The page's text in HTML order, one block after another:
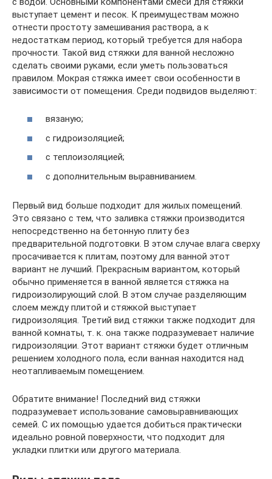
выступает цемент и песок. К преимуществам можно
отнести простоту замешивания раствора, а к
недостаткам период, который требуется для набора
прочности. Такой вид стяжки для ванной несложно
сделать своими руками, если уметь пользоваться
правилом. Мокрая стяжка имеет свои особенности в
зависимости от помещения. Среди подвидов выделяют:
вязаную;
с гидроизоляцией;
с теплоизоляцией;
с дополнительным выравниванием.
Первый вид больше подходит для жилых помещений.
Это связано с тем, что заливка стяжки производится
непосредственно на бетонную плиту без
предварительной подготовки. В этом случае влага сверху
просачивается к плитам, поэтому для ванной этот
вариант не лучший. Прекрасным вариантом, который
обычно применяется в ванной является стяжка на
гидроизолирующий слой. В этом случае разделяющим
слоем между плитой и стяжкой выступает
гидроизоляция. Третий вид стяжки также подходит для
ванной комнаты, т. к. она также подразумевает наличие
гидроизоляции. Этот вариант стяжки будет отличным
решением холодного пола, если ванная находится над
неотапливаемым помещением.
Обратите внимание! Последний вид стяжки
подразумевает использование самовыравнивающих
семей. С их помощью удается добиться практически
идеально ровной поверхности, что подходит для
укладки плитки или другого материала.